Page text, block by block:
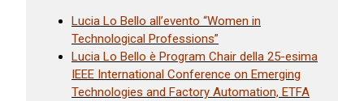
Lucia Lo Bello all’evento “Women in
Technological Professions”
Lucia Lo Bello è Program Chair della 25-esima
IEEE International Conference on Emerging
Technologies and Factory Automation, ETFA